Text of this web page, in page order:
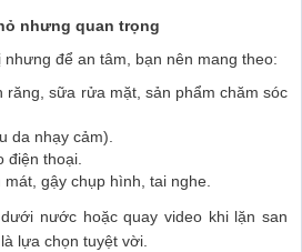
nhưng quan trọng
nhưng để an tâm, bạn nên mang theo:
răng, sữa rửa mặt, sản phẩm chăm sóc
da nhạy cảm).
điện thoại.
gậy chụp hình, tai nghe.
nước hoặc quay video khi lặn san
lựa chọn tuyệt vời.